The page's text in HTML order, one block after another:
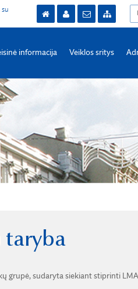
su
informacija Veiklos sritys
taryba
grupė, sudaryta siekiant stiprinti